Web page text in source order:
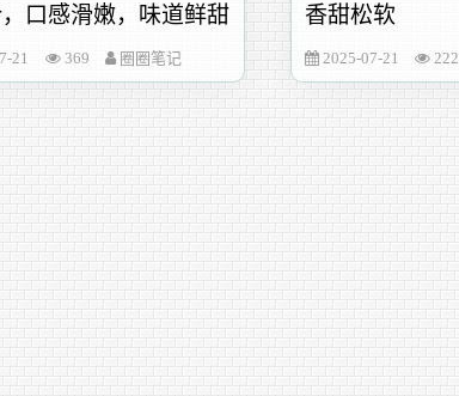
口感滑嫩，味道鲜甜
21 369 圈圈笔记
香甜松软
2025-07-21 222